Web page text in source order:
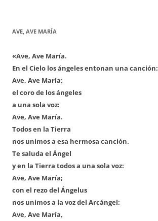
AVE, AVE MARÍA
«Ave, Ave María.
En el Cielo los ángeles entonan una canción:
Ave, Ave María;
el coro de los ángeles
a una sola voz:
Ave, Ave María.
Todos en la Tierra
nos unimos a esa hermosa canción.
Te saluda el Ángel
y en la Tierra todos a una sola voz:
Ave, Ave María;
con el rezo del Ángelus
nos unimos a la voz del Arcángel:
Ave, Ave María,